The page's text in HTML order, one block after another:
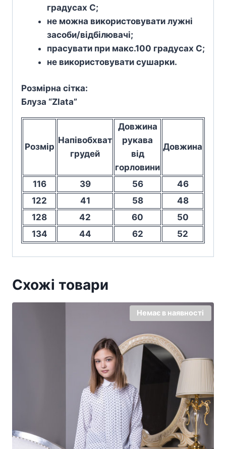
градусах С;
не можна використовувати лужні
засоби/відбілювачі;
прасувати при макс.100 градусах С;
не використовувати сушарки.
Розмірна сітка:
Блуза “Zlata”
Розмір
Напівобхват
грудей
Довжина
рукава
від
горловини
Довжина
116 39 56
46
122
41 58
48
128
42 60
50
134
44 62 52
Схожі товари
Немає в наявності